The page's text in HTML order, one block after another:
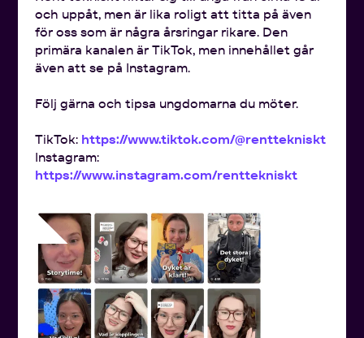
och uppåt, men är lika roligt att titta på även
för oss som är några årsringar rikare. Den
primära kanalen är TikTok, men innehållet går
även att se på Instagram.
Följ gärna och tipsa ungdomarna du möter.
TikTok: https://www.tiktok.com/@renttekniskt
Instagram:
https://www.instagram.com/renttekniskt